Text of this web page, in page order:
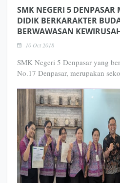
SMK NEGERI 5
DIDIK BERKARAKTER
BERWAWASAN
10 Oct 2018
SMK Negeri 5 Denpasar yang
No.17 Denpasar, merupakan